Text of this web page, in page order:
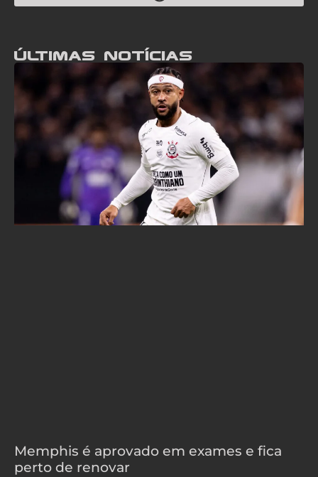
Últimas notícias
Memphis é aprovado em exames e fica
perto de renovar